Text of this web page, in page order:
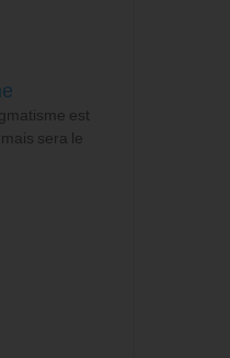
est
sera le